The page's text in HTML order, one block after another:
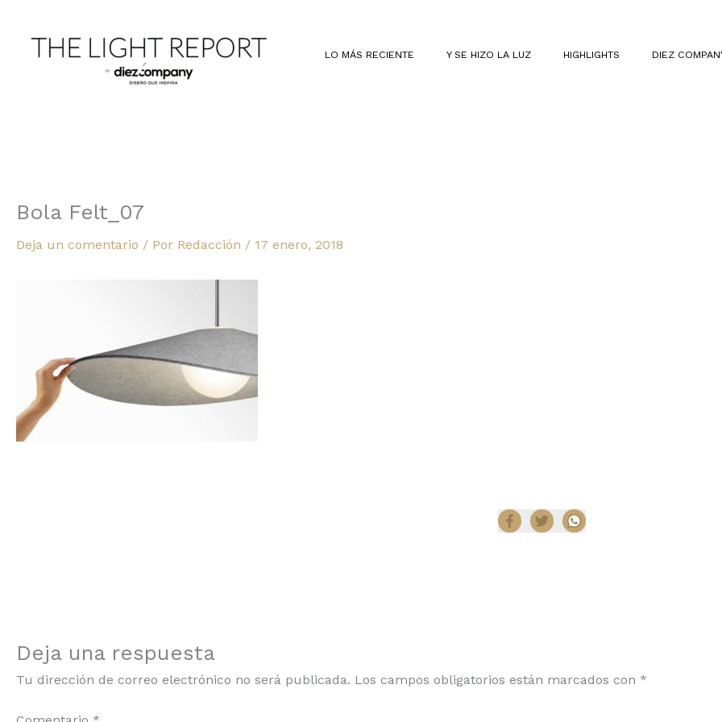
contenido
LO MÁS RECIENTE Y SE HIZO LA LUZ HIGHLIGHTS DIEZ
Bola Felt_07
Deja un comentario / Por Redacción / 17 enero, 2018
Deja una respuesta
Tu dirección de correo electrónico no será publicada. Los campos obligatorios están marcados con *